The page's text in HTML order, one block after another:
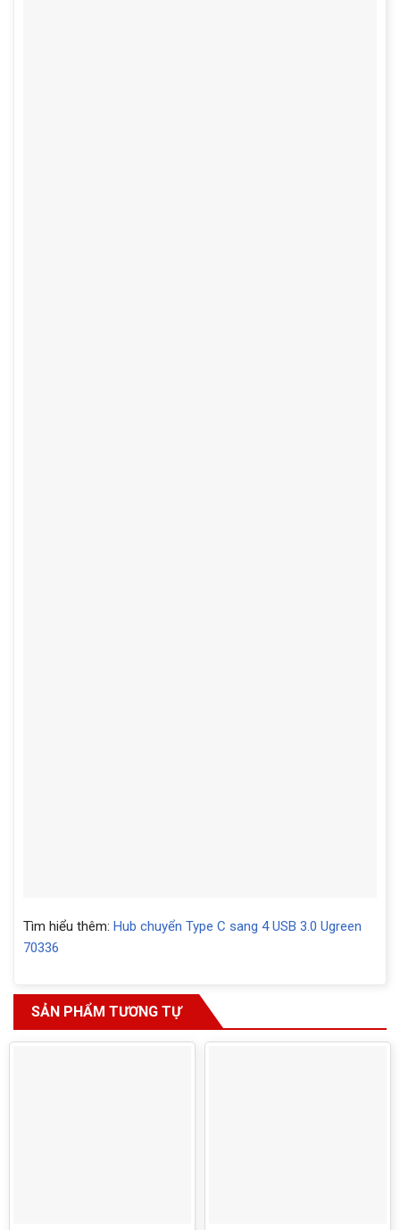
Tìm hiểu thêm: Hub chuyển Type C sang 4 USB 3.0 Ugreen
70336
SẢN PHẨM TƯƠNG TỰ